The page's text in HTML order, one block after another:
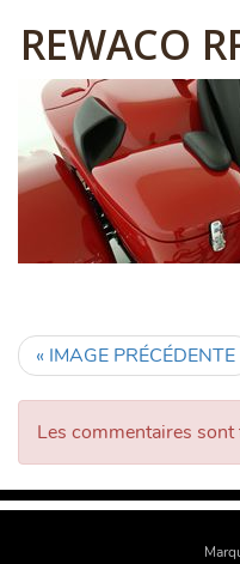
REWACO
« IMAGE PRÉCÉDENTE
Les commentaires sont